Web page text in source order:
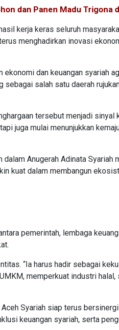
dan Panen Madu Trigona
kerja keras seluruh
menghadirkan inovasi
dan keuangan syariah
salah satu daerah
tersebut menjadi sinyal
juga mulai menunjukkan
Anugerah Adinata Syariah
kuat dalam membangun
pemerintah, lembaga
“Ia harus hadir sebagai
memperkuat industri halal,
Syariah siap terus
keuangan syariah, serta